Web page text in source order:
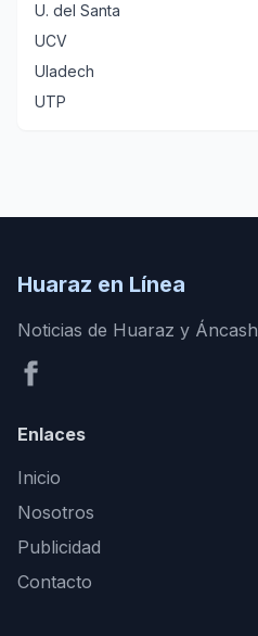
U. del Santa
UCV
Uladech
UTP
Huaraz en Línea
Noticias de Huaraz y Áncash
Enlaces
Inicio
Nosotros
Publicidad
Contacto